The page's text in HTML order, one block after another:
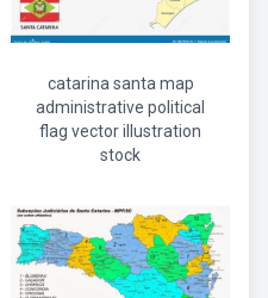
catarina santa map
administrative political
flag vector illustration
stock